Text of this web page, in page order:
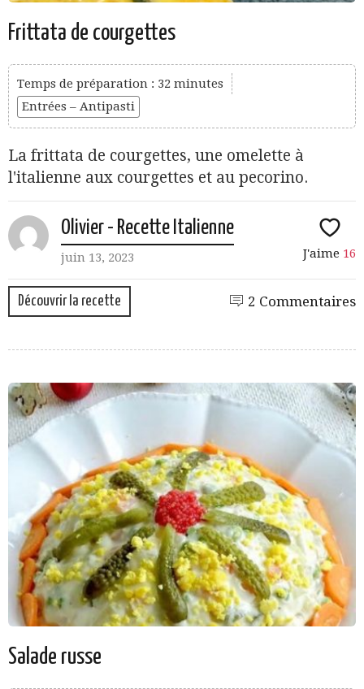
Frittata de courgettes
Temps de préparation : 32 minutes
Entrées – Antipasti
La frittata de courgettes, une omelette à
l'italienne aux courgettes et au pecorino.
Olivier - Recette Italienne
juin 13, 2023 J'aime 16
Découvrir la recette 2 Commentaires
Salade russe